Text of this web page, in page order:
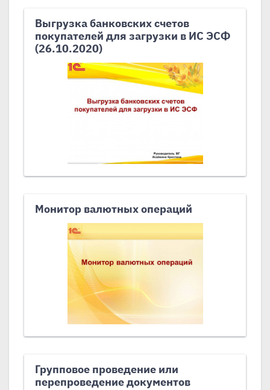
Выгрузка банковских счетов
покупателей для загрузки в ИС ЭСФ
(26.10.2020)
Монитор валютных операций
Групповое проведение или
перепроведение документов